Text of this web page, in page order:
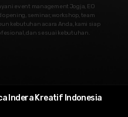
event management Jogja, EO
opening, seminar, workshop, team
kebutuhan acara Anda, kami siap
dan sesuai kebutuhan.
Indera Kreatif Indonesia​